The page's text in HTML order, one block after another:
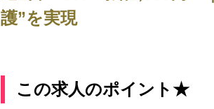
護”を実現
この求人のポイント★